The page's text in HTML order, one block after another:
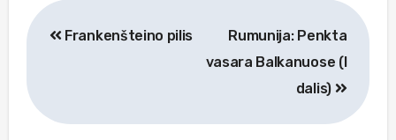
Navigacija
įrašų
Frankenšteino pilis
Rumunija: Penkta
vasara Balkanuose (I
dalis)